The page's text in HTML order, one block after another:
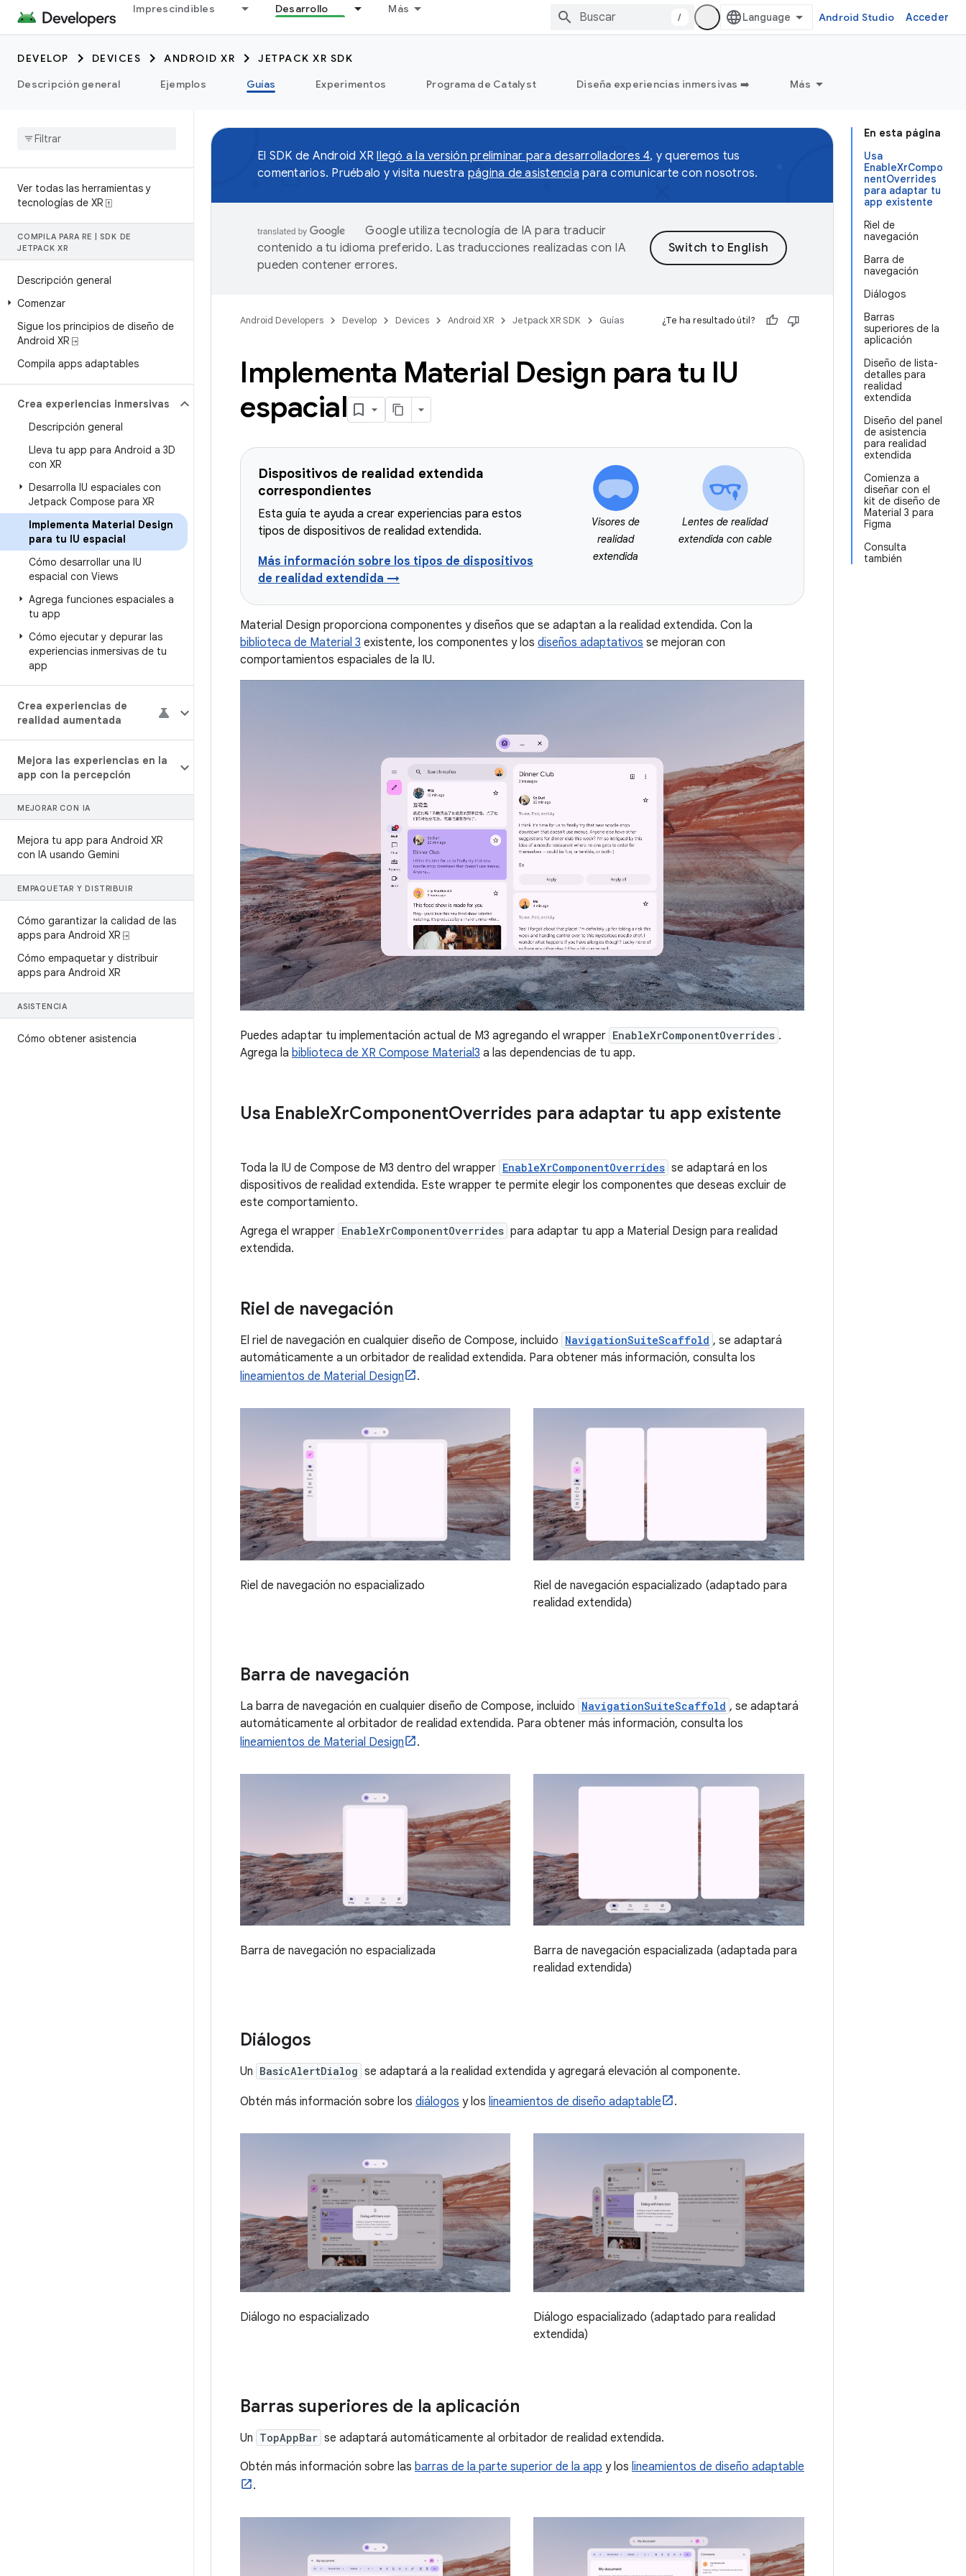
Imprescindibles Desarrollo Más
/ Android Studio Acceder
DEVELOP DEVICES ANDROID XR
JETPACK XR SDK
Descripción general
Ejemplos Guías Experimentos Programa de Catalyst Diseña experiencias inmersivas ➡️ Más
Ver todas las herramientas y
tecnologías de XR ⍐
COMPILA PARA RE
SDK DE
JETPACK XR
Descripción general
Comenzar
Sigue los principios de diseño de
Android XR ⍈
Compila apps adaptables
Crea experiencias inmersivas
Descripción general
Lleva tu app para Android a 3D
con XR
Desarrolla IU espaciales con
Jetpack Compose para XR
Implementa Material Design
para tu IU espacial
Cómo desarrollar una IU
espacial con Views
Agrega funciones espaciales a
tu app
Cómo ejecutar y depurar las
experiencias inmersivas de tu
app
Crea experiencias de
realidad aumentada
Mejora las experiencias en la
app con la percepción
MEJORAR CON IA
Mejora tu app para Android XR
con IA usando Gemini
EMPAQUETAR Y DISTRIBUIR
Cómo garantizar la calidad de las
apps para Android XR ⍈
Cómo empaquetar y distribuir
apps para Android XR
ASISTENCIA
Cómo obtener asistencia
En esta página
Usa
EnableXrCompo
nentOverrides
para adaptar tu
app existente
Riel de
navegación
Barra de
navegación
Diálogos
Barras
superiores de la
aplicación
Diseño de lista-
detalles para
realidad
extendida
Diseño del panel
de asistencia
para realidad
extendida
Comienza a
diseñar con el
kit de diseño de
Material 3 para
Figma
Consulta
también
El SDK de Android XRllegó a la versión preliminar para desarrolladores 4, y queremos tus
comentarios. Pruébalo y visita nuestra página de asistencia para comunicarte con nosotros.
Google utiliza tecnología de IA para traducir
contenido a tu idioma preferido. Las traducciones realizadas con IA
pueden contener errores.
Android Developers Develop Devices Android XR Jetpack XR SDK Guías ¿Te ha resultado útil?
Implementa Material Design para tu IU
espacial
Dispositivos de realidad extendida
correspondientes
Esta guía te ayuda a crear experiencias para estos
tipos de dispositivos de realidad extendida.
Más información sobre los tipos de dispositivos
de realidad extendida →
Visores de
realidad
extendida
Lentes de realidad
extendida con cable
Material Design proporciona componentes y diseños que se adaptan a la realidad extendida. Con la
biblioteca de Material 3 existente, los componentes y los diseños adaptativos se mejoran con
comportamientos espaciales de la IU.
Puedes adaptar tu implementación actual de M3 agregando el wrapper EnableXrComponentOverrides .
Agrega la biblioteca de XR Compose Material3 a las dependencias de tu app.
Usa EnableXrComponentOverrides para adaptar tu app existente
Toda la IU de Compose de M3 dentro del wrapper EnableXrComponentOverrides se adaptará en los
dispositivos de realidad extendida. Este wrapper te permite elegir los componentes que deseas excluir de
este comportamiento.
Agrega el wrapper EnableXrComponentOverrides para adaptar tu app a Material Design para realidad
extendida.
Riel de navegación
El riel de navegación en cualquier diseño de Compose, incluido NavigationSuiteScaffold , se adaptará
automáticamente a un orbitador de realidad extendida. Para obtener más información, consulta los
lineamientos de Material Design
.
Riel de navegación no espacializado
Riel de navegación espacializado (adaptado para
realidad extendida)
Barra de navegación
La barra de navegación en cualquier diseño de Compose, incluido NavigationSuiteScaffold , se adaptará
automáticamente al orbitador de realidad extendida. Para obtener más información, consulta los
lineamientos de Material Design
.
Barra de navegación no espacializada
Barra de navegación espacializada (adaptada para
realidad extendida)
Diálogos
Un BasicAlertDialog se adaptará a la realidad extendida y agregará elevación al componente.
Obtén más información sobre los diálogos y los lineamientos de diseño adaptable .
Diálogo no espacializado
Diálogo espacializado (adaptado para realidad
extendida)
Barras superiores de la aplicación
Un TopAppBar se adaptará automáticamente al orbitador de realidad extendida.
Obtén más información sobre las barras de la parte superior de la app y los lineamientos de diseño adaptable
.